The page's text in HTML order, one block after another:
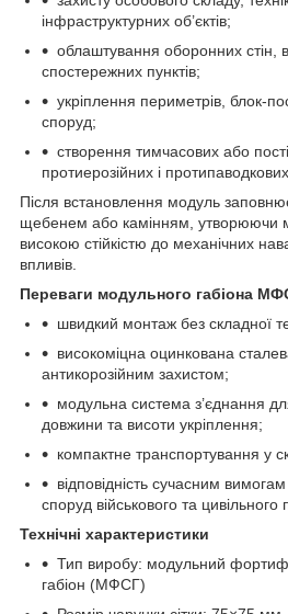
інфраструктурних об’єктів;
облаштування оборонних стін,
спостережних пунктів;
укріплення периметрів, блок-
споруд;
створення тимчасових або
протиерозійних і протипаводкових
Після встановлення модуль
щебенем або камінням, утворюючи
високою стійкістю до механічних
впливів.
Переваги модульного габіона
швидкий монтаж без складної
високоміцна оцинкована
антикорозійним захистом;
модульна система з’єднання
довжини та висоти укріплення;
компактне транспортування у
відповідність сучасним
споруд військового та цивільного
Технічні характеристики
Тип виробу: модульний
габіон (МФСГ)